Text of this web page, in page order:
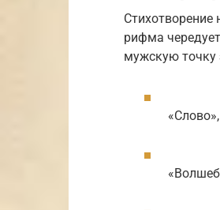
рифма
мужскую точку